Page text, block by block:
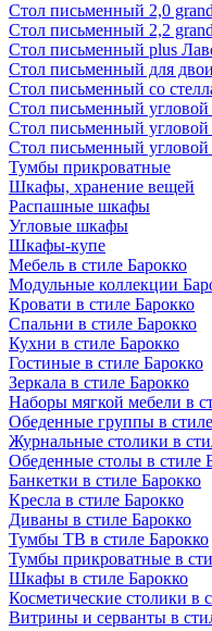
Стол письменный 2,0
Стол письменный 2,2
Стол письменный plus
Стол письменный для
Стол письменный со
Стол письменный
Стол письменный
Стол письменный
Тумбы прикроватные
Шкафы, хранение вещей
Распашные шкафы
Угловые шкафы
Шкафы-купе
Мебель в стиле Барокко
Модульные коллекции
Кровати в стиле Барокко
Спальни в стиле Барокко
Кухни в стиле Барокко
Гостиные в стиле Барокко
Зеркала в стиле Барокко
Наборы мягкой мебели в
Обеденные группы в
Журнальные столики в
Обеденные столы в стиле
Банкетки в стиле Барокко
Кресла в стиле Барокко
Диваны в стиле Барокко
Тумбы ТВ в стиле Барокко
Тумбы прикроватные в
Шкафы в стиле Барокко
Косметические столики в
Витрины и серванты в